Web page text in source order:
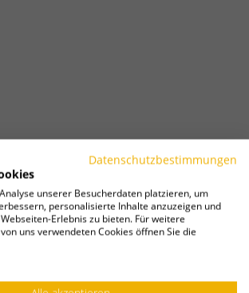
Datenschutzbestimmungen
unserer Besucherdaten platzieren, um
personalisierte Inhalte anzuzeigen und
Erlebnis zu bieten. Für weitere
uns verwendeten Cookies öffnen Sie die